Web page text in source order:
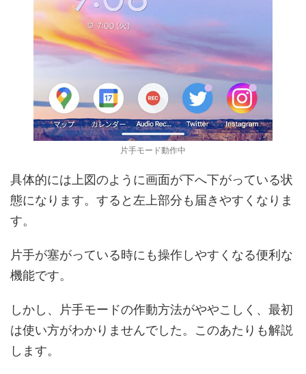
片手モード動作中
具体的には上図のように画面が下へ下がっている状
態になります。すると左上部分も届きやすくなりま
す。
片手が塞がっている時にも操作しやすくなる便利な
機能です。
しかし、片手モードの作動方法がややこしく、最初
は使い方がわかりませんでした。このあたりも解説
します。